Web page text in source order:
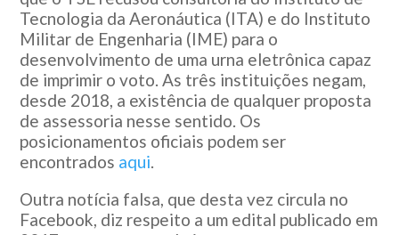
Tecnologia da Aeronáutica (ITA) e do Instituto
Militar de Engenharia (IME) para o
desenvolvimento de uma urna eletrônica capaz
de imprimir o voto. As três instituições negam,
desde 2018, a existência de qualquer proposta
de assessoria nesse sentido. Os
posicionamentos oficiais podem ser
encontrados aqui.
Outra notícia falsa, que desta vez circula no
Facebook, diz respeito a um edital publicado em